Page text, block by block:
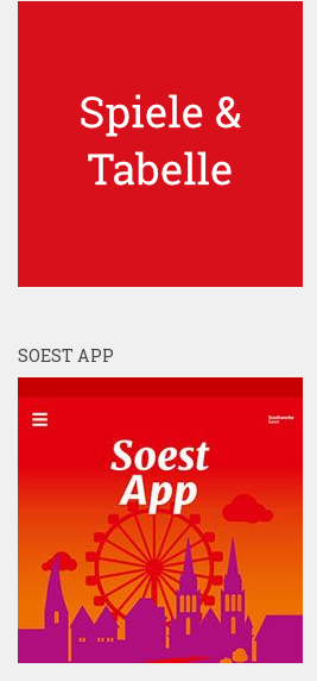
SOEST APP